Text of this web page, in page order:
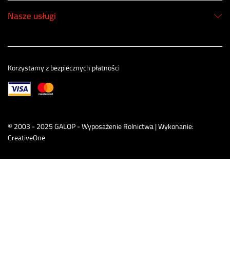
Nasze usługi
© 2003 - 2025 GALOP - Wyposażenie Rolnictwa | Wykonanie:
CreativeOne
Korzystamy z bezpiecznych płatności